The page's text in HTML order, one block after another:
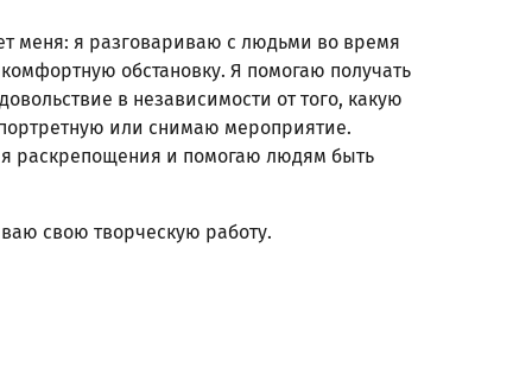
меня: я разговариваю с людьми во время
обстановку. Я помогаю получать
в независимости от того, какую
или снимаю мероприятие.
раскрепощения и помогаю людям быть
свою творческую работу.